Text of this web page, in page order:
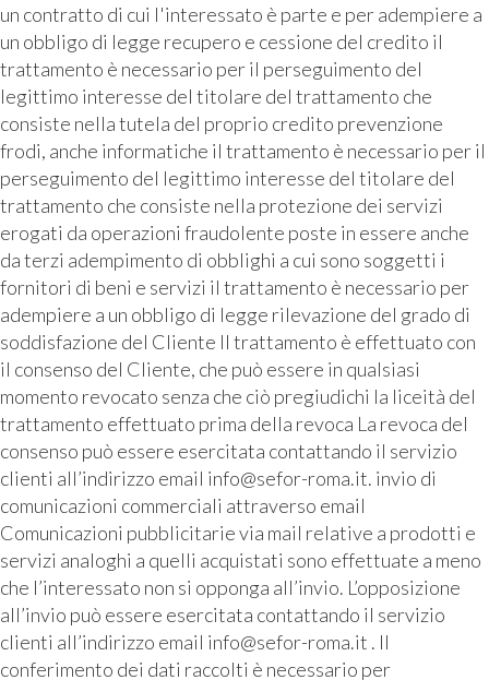
un contratto di cui l'interessato è parte e per adempiere a
un obbligo di legge recupero e cessione del credito il
trattamento è necessario per il perseguimento del
legittimo interesse del titolare del trattamento che
consiste nella tutela del proprio credito prevenzione
frodi, anche informatiche il trattamento è necessario per il
perseguimento del legittimo interesse del titolare del
trattamento che consiste nella protezione dei servizi
erogati da operazioni fraudolente poste in essere anche
da terzi adempimento di obblighi a cui sono soggetti i
fornitori di beni e servizi il trattamento è necessario per
adempiere a un obbligo di legge rilevazione del grado di
soddisfazione del Cliente Il trattamento è effettuato con
il consenso del Cliente, che può essere in qualsiasi
momento revocato senza che ciò pregiudichi la liceità del
trattamento effettuato prima della revoca La revoca del
consenso può essere esercitata contattando il servizio
clienti all’indirizzo email info@sefor-roma.it. invio di
comunicazioni commerciali attraverso email
Comunicazioni pubblicitarie via mail relative a prodotti e
servizi analoghi a quelli acquistati sono effettuate a meno
che l’interessato non si opponga all’invio. L’opposizione
all’invio può essere esercitata contattando il servizio
clienti all’indirizzo email info@sefor-roma.it . Il
conferimento dei dati raccolti è necessario per